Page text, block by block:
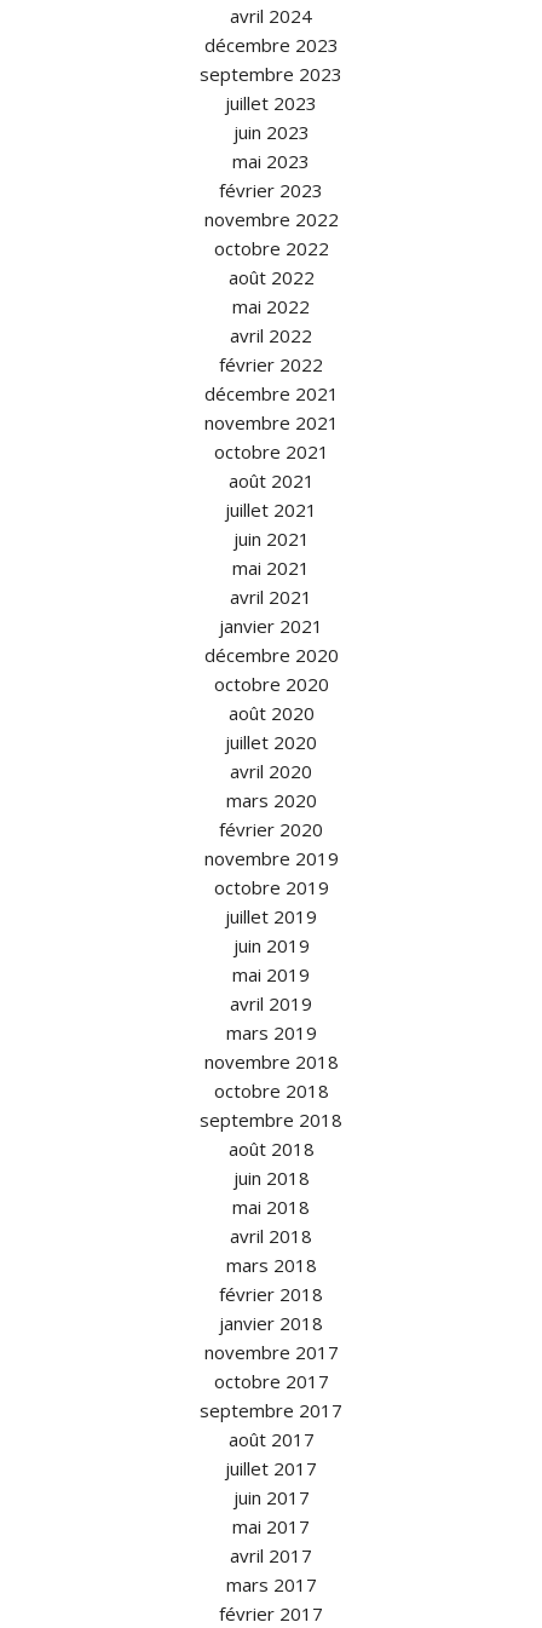
avril 2024
décembre 2023
septembre 2023
juillet 2023
juin 2023
mai 2023
février 2023
novembre 2022
octobre 2022
août 2022
mai 2022
avril 2022
février 2022
décembre 2021
novembre 2021
octobre 2021
août 2021
juillet 2021
juin 2021
mai 2021
avril 2021
janvier 2021
décembre 2020
octobre 2020
août 2020
juillet 2020
avril 2020
mars 2020
février 2020
novembre 2019
octobre 2019
juillet 2019
juin 2019
mai 2019
avril 2019
mars 2019
novembre 2018
octobre 2018
septembre 2018
août 2018
juin 2018
mai 2018
avril 2018
mars 2018
février 2018
janvier 2018
novembre 2017
octobre 2017
septembre 2017
août 2017
juillet 2017
juin 2017
mai 2017
avril 2017
mars 2017
février 2017